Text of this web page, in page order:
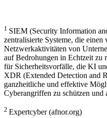
1 SIEM (Security Information
zentralisierte Systeme, die
Netzwerkaktivitäten von
auf Bedrohungen in Echtzeit zu
für Sicherheitsvorfälle, die KI
XDR (Extended Detection and
ganzheitliche und effektive
Cyberangriffen zu schützen und
2 Expertcyber (afnor.org)